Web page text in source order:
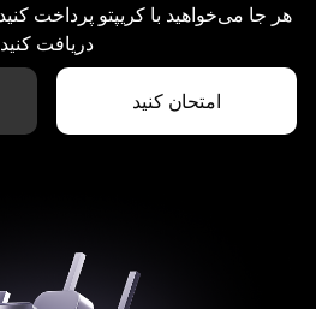
دریافت کنید
امتحان کنید